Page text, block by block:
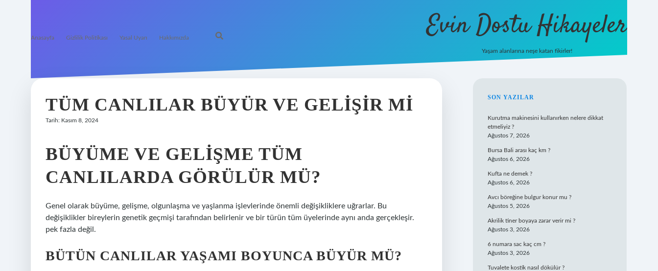
Anasayfa Gizlilik Politikası Yasal Uyarı Hakkımızda Evin Dostu Hikayeler
Yaşam alanlarına neşe katan fikirler!
TÜM CANLILAR BÜYÜR VE GELIŞIR MI
Tarih: Kasım 8, 2024
BÜYÜME VE GELIŞME TÜM
CANLILARDA GÖRÜLÜR MÜ?
Genel olarak büyüme, gelişme, olgunlaşma ve yaşlanma işlevlerinde önemli değişikliklere uğrarlar. Bu
değişiklikler bireylerin genetik geçmişi tarafından belirlenir ve bir türün tüm üyelerinde aynı anda gerçekleşir.
pek fazla değil.
BÜTÜN CANLILAR YAŞAMI BOYUNCA BÜYÜR MÜ?
SIDEBAR
SON YAZILAR
Kurutma makinesini kullanırken nelere dikkat
etmeliyiz ?
Ağustos 7, 2026
Bursa Bali arası kaç km ?
Ağustos 6, 2026
Kufta ne demek ?
Ağustos 6, 2026
Avcı böreğine bulgur konur mu ?
Ağustos 5, 2026
Akrilik tiner boyaya zarar verir mi ?
Ağustos 3, 2026
6 numara sac kaç cm ?
Ağustos 3, 2026
Tuvalete kostik nasıl dökülür ?